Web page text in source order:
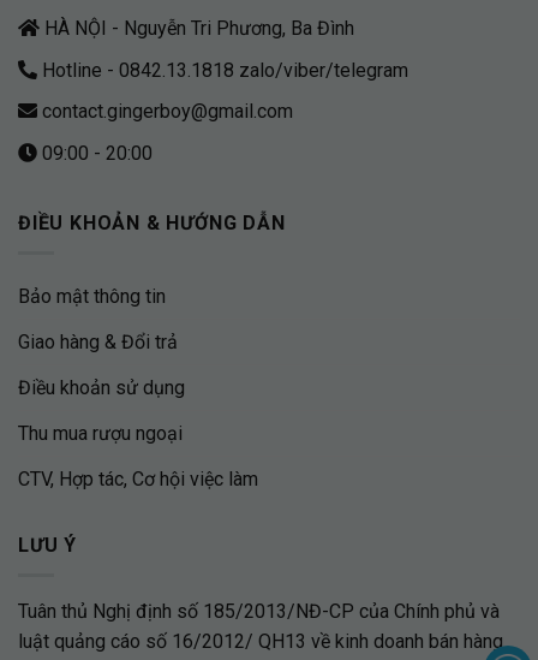
HÀ NỘI - Nguyễn Tri Phương, Ba Đình
Hotline - 0842.13.1818 zalo/viber/telegram
contact.gingerboy@gmail.com
09:00 - 20:00
ĐIỀU KHOẢN & HƯỚNG DẪN
Bảo mật thông tin
Giao hàng & Đổi trả
Điều khoản sử dụng
Thu mua rượu ngoại
CTV, Hợp tác, Cơ hội việc làm
LƯU Ý
Tuân thủ Nghị định số 185/2013/NĐ-CP của Chính phủ và
luật quảng cáo số 16/2012/ QH13 về kinh doanh bán hàng